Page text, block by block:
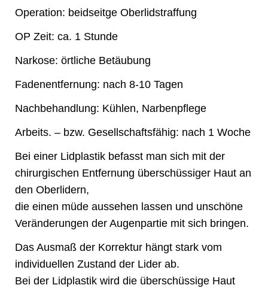
Operation: beidseitge Oberlidstraffung
OP Zeit: ca. 1 Stunde
Narkose: örtliche Betäubung
Fadenentfernung: nach 8-10 Tagen
Nachbehandlung: Kühlen, Narbenpflege
Arbeits. – bzw. Gesellschaftsfähig: nach 1 Woche
Bei einer Lidplastik befasst man sich mit der
chirurgischen Entfernung überschüssiger Haut an
den Oberlidern,
die einen müde aussehen lassen und unschöne
Veränderungen der Augenpartie mit sich bringen.
Das Ausmaß der Korrektur hängt stark vom
individuellen Zustand der Lider ab.
Bei der Lidplastik wird die überschüssige Haut